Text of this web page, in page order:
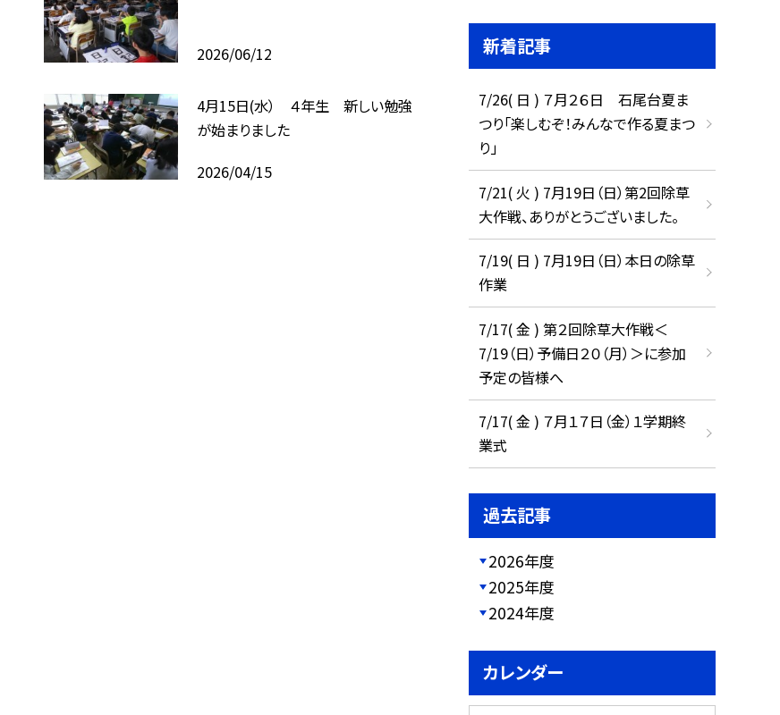
2026/06/12
4月15日(水） ４年生 新しい勉強
が始まりました
2026/04/15
新着記事
7/26( 日 ) ７月２６日 石尾台夏ま
つり「楽しむぞ！みんなで作る夏まつ
り」
7/21( 火 ) 7月19日（日）第2回除草
大作戦、ありがとうございました。
7/19( 日 ) 7月19日（日）本日の除草
作業
7/17( 金 ) 第２回除草大作戦＜
7/19（日）予備日２０（月）＞に参加
予定の皆様へ
7/17( 金 ) ７月１７日（金）１学期終
業式
過去記事
2026年度
2025年度
2024年度
カレンダー